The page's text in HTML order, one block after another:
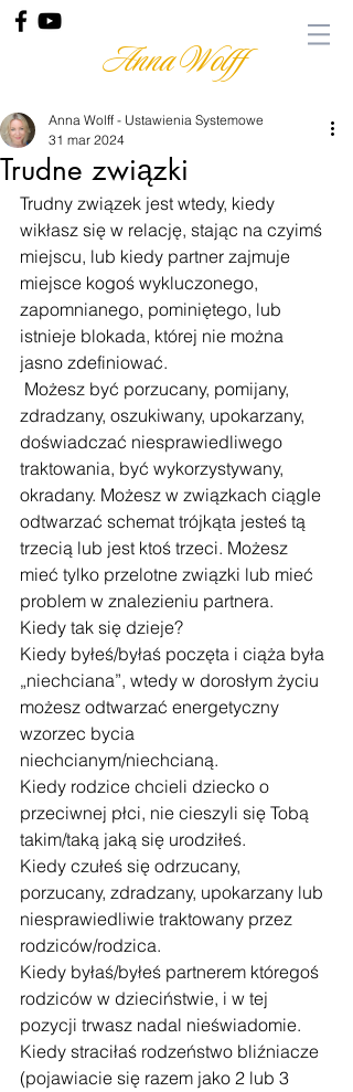
Anna Wolff
Trudne związki
Anna Wolff - Ustawienia Systemowe
31 mar 2024
Trudny związek jest wtedy, kiedy
wikłasz się w relację, stając na czyimś
miejscu, lub kiedy partner zajmuje
miejsce kogoś wykluczonego,
zapomnianego, pominiętego, lub
istnieje blokada, której nie można
jasno zdefiniować.
Możesz być porzucany, pomijany,
zdradzany, oszukiwany, upokarzany,
doświadczać niesprawiedliwego
traktowania, być wykorzystywany,
okradany. Możesz w związkach ciągle
odtwarzać schemat trójkąta jesteś tą
trzecią lub jest ktoś trzeci. Możesz
mieć tylko przelotne związki lub mieć
problem w znalezieniu partnera.
Kiedy tak się dzieje?
Kiedy byłeś/byłaś poczęta i ciąża była
„niechciana”, wtedy w dorosłym życiu
możesz odtwarzać energetyczny
wzorzec bycia
niechcianym/niechcianą.
Kiedy rodzice chcieli dziecko o
przeciwnej płci, nie cieszyli się Tobą
takim/taką jaką się urodziłeś.
Kiedy czułeś się odrzucany,
porzucany, zdradzany, upokarzany lub
niesprawiedliwie traktowany przez
rodziców/rodzica.
Kiedy byłaś/byłeś partnerem któregoś
rodziców w dzieciństwie, i w tej
pozycji trwasz nadal nieświadomie.
Kiedy straciłaś rodzeństwo bliźniacze
(pojawiacie się razem jako 2 lub 3